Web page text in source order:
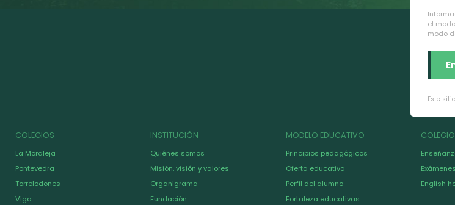
el
modo
Este
COLEGIOS
La Moraleja
Pontevedra
Torrelodones
Vigo
INSTITUCIÓN
Quiénes somos
Misión, visión y valores
Organigrama
Fundación
MODELO EDUCATIVO
Principios pedagógicos
Oferta educativa
Perfil del alumno
Fortaleza educativas
English